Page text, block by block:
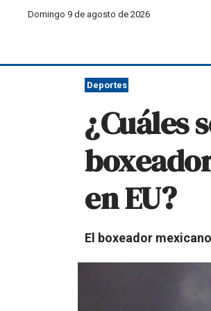
Domingo 9 de agosto de 2026
Deportes
¿Cuáles
en EU?
El boxeador